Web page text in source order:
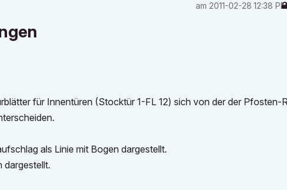
am ‎2011-02-28 12:38 PM
für Innentüren (Stocktür 1-FL 12) sich von der der Pfosten-
als Linie mit Bogen dargestellt.
dargestellt.